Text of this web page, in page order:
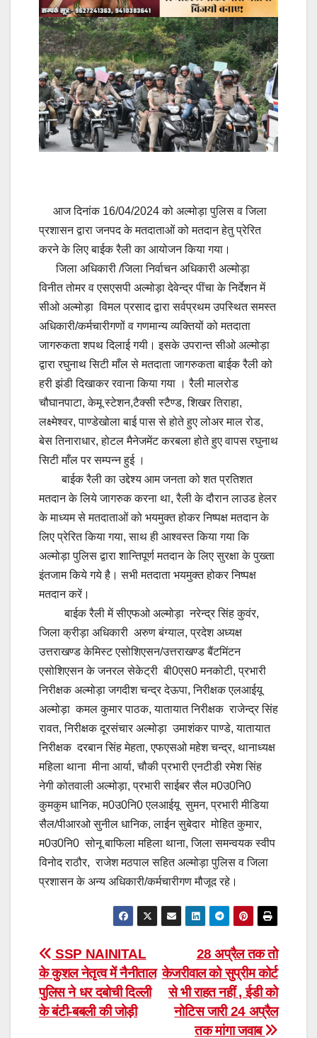
आज दिनांक 16/04/2024 को अल्मोड़ा पुलिस व जिला
प्रशासन द्वारा जनपद के मतदाताओं को मतदान हेतु प्रेरित
करने के लिए बाईक रैली का आयोजन किया गया।
जिला अधिकारी /जिला निर्वाचन अधिकारी अल्मोड़ा
विनीत तोमर व एसएसपी अल्मोड़ा देवेन्द्र पींचा के निर्देशन में
सीओ अल्मोड़ा विमल प्रसाद द्वारा सर्वप्रथम उपस्थित समस्त
अधिकारी/कर्मचारीगणों व गणमान्य व्यक्तियों को मतदाता
जागरुकता शपथ दिलाई गयी। इसके उपरान्त सीओ अल्मोड़ा
द्वारा रघुनाथ सिटी माँल से मतदाता जागरुकता बाईक रैली को
हरी झंडी दिखाकर रवाना किया गया । रैली मालरोड
चौघानपाटा, केमू स्टेशन,टैक्सी स्टैण्ड, शिखर तिराहा,
लक्ष्मेश्वर, पाण्डेखोला बाई पास से होते हुए लोअर माल रोड,
बेस तिनाराधार, होटल मैनेजमेंट करबला होते हुए वापस रघुनाथ
सिटी माँल पर सम्पन्न हुई ।
बाईक रैली का उद्देश्य आम जनता को शत प्रतिशत
मतदान के लिये जागरुक करना था, रैली के दौरान लाउड हेलर
के माध्यम से मतदाताओं को भयमुक्त होकर निष्पक्ष मतदान के
लिए प्रेरित किया गया, साथ ही आश्वस्त किया गया कि
अल्मोड़ा पुलिस द्वारा शान्तिपूर्ण मतदान के लिए सुरक्षा के पुख्ता
इंतजाम किये गये है। सभी मतदाता भयमुक्त होकर निष्पक्ष
मतदान करें।
बाईक रैली में सीएफओ अल्मोड़ा नरेन्द्र सिंह कुवंर,
जिला क्रीड़ा अधिकारी अरुण बंग्याल, प्रदेश अध्यक्ष
उत्तराखण्ड केमिस्ट एसोशिएसन/उत्तराखण्ड बैंटमिंटन
एसोशिएसन के जनरल सेकेट्री बी0एस0 मनकोटी, प्रभारी
निरीक्षक अल्मोड़ा जगदीश चन्द्र देऊपा, निरीक्षक एलआईयू
अल्मोड़ा कमल कुमार पाठक, यातायात निरीक्षक राजेन्द्र सिंह
रावत, निरीक्षक दूरसंचार अल्मोड़ा उमाशंकर पाण्डे, यातायात
निरीक्षक दरबान सिंह मेहता, एफएसओ महेश चन्द्र, थानाध्यक्ष
महिला थाना मीना आर्या, चौकी प्रभारी एनटीडी रमेश सिंह
नेगी कोतवाली अल्मोड़ा, प्रभारी साईबर सैल म0उ0नि0
कुमकुम धानिक, म0उ0नि0 एलआईयू सुमन, प्रभारी मीडिया
सैल/पीआरओ सुनील धानिक, लाईन सुबेदार मोहित कुमार,
म0उ0नि0 सोनू बाफिला महिला थाना, जिला समन्वयक स्वीप
विनोद राठौर, राजेश मठपाल सहित अल्मोड़ा पुलिस व जिला
प्रशासन के अन्य अधिकारी/कर्मचारीगण मौजूद रहे।
Post
navigation
28 अप्रैल तक तो
केजरीवाल को सुप्रीम कोर्ट
से भी राहत नहीं , ईडी को
नोटिस जारी 24 अप्रैल
तक मांगा जवाब
SSP NAINITAL
के कुशल नेतृत्व में नैनीताल
पुलिस ने धर दबोची दिल्ली
के बंटी-बबली की जोड़ी